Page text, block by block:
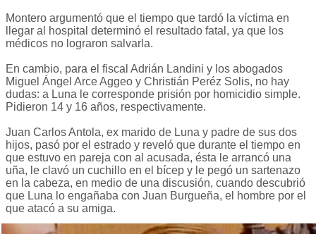
Montero argumentó que el tiempo que tardó la víctima en
llegar al hospital determinó el resultado fatal, ya que los
médicos no lograron salvarla.
En cambio, para el fiscal Adrián Landini y los abogados
Miguel Ángel Arce Aggeo y Christián Peréz Solis, no hay
dudas: a Luna le corresponde prisión por homicidio simple.
Pidieron 14 y 16 años, respectivamente.
Juan Carlos Antola, ex marido de Luna y padre de sus dos
hijos, pasó por el estrado y reveló que durante el tiempo en
que estuvo en pareja con al acusada, ésta le arrancó una
uña, le clavó un cuchillo en el bícep y le pegó un sartenazo
en la cabeza, en medio de una discusión, cuando descubrió
que Luna lo engañaba con Juan Burgueña, el hombre por el
que atacó a su amiga.